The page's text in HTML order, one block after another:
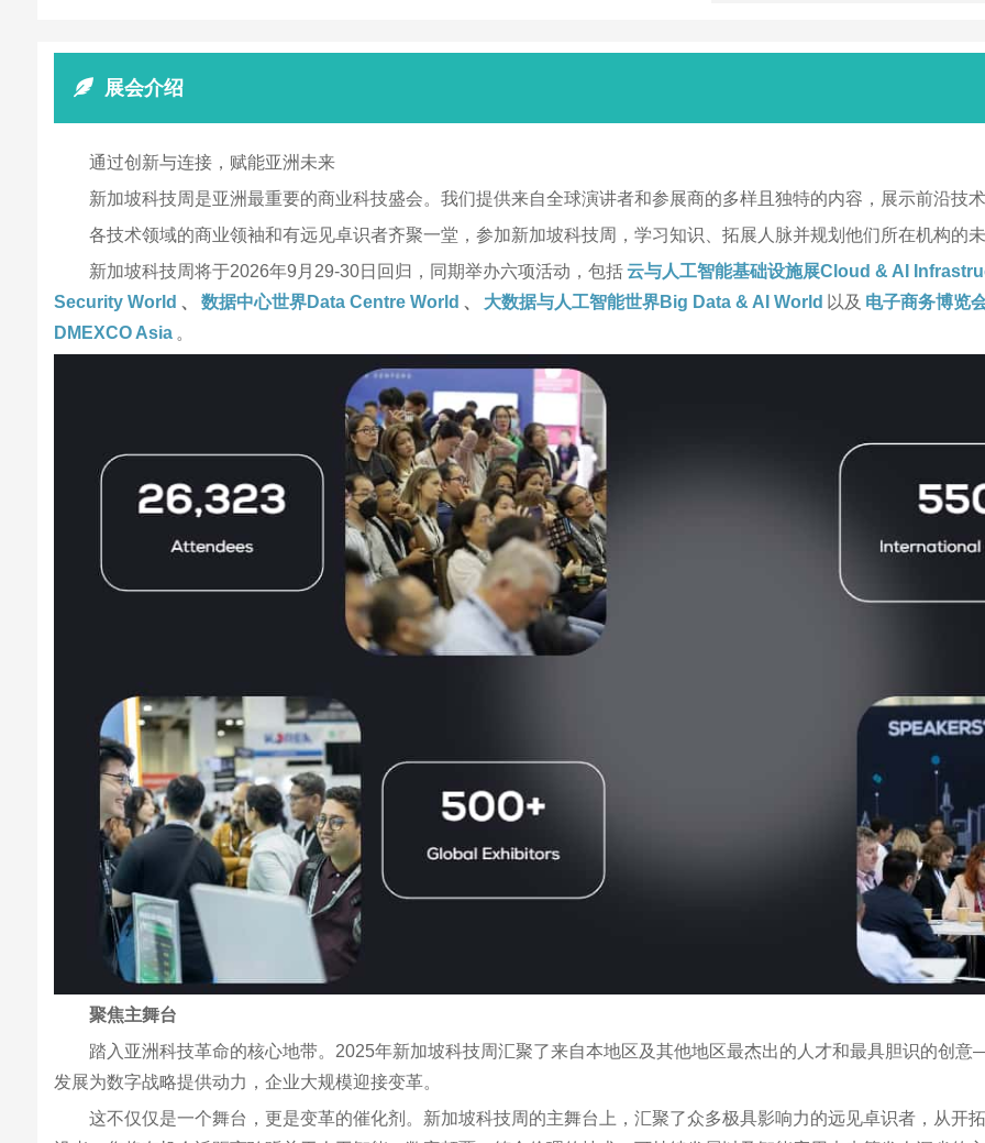
展会介绍
通过创新与连接，赋能亚洲未来
新加坡科技周是亚洲最重要的商业科技盛会。我们提供来自全球演讲者和参展商的多样且独特的内容，展示前沿技
各技术领域的商业领袖和有远见卓识者齐聚一堂，参加新加坡科技周，学习知识、拓展人脉并规划他们所在机构的
新加坡科技周将于2026年9月29-30日回归，同期举办六项活动，包括 云与人工智能基础设施展Cloud & AI
Security World 、 数据中心世界Data Centre World 、 大数据与人工智能世界Big Data & AI World 以及 电子商务博览
DMEXCO Asia 。
聚焦主舞台
踏入亚洲科技革命的核心地带。2025年新加坡科技周汇聚了来自本地区及其他地区最杰出的人才和最具胆识的创
发展为数字战略提供动力，企业大规模迎接变革。
这不仅仅是一个舞台，更是变革的催化剂。新加坡科技周的主舞台上，汇聚了众多极具影响力的远见卓识者，从开